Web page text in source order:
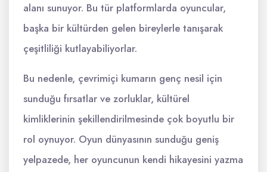
alanı sunuyor. Bu tür platformlarda oyuncular,
başka bir kültürden gelen bireylerle tanışarak
çeşitliliği kutlayabiliyorlar.
Bu nedenle, çevrimiçi kumarın genç nesil için
sunduğu fırsatlar ve zorluklar, kültürel
kimliklerinin şekillendirilmesinde çok boyutlu bir
rol oynuyor. Oyun dünyasının sunduğu geniş
yelpazede, her oyuncunun kendi hikayesini yazma